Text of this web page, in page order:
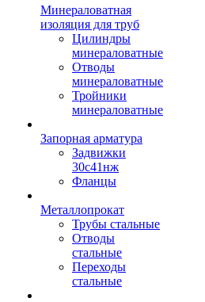
Минераловатная
изоляция для труб
Цилиндры
минераловатные
Отводы
минераловатные
Тройники
минераловатные
Запорная арматура
Задвижки
30с41нж
Фланцы
Металлопрокат
Трубы стальные
Отводы
стальные
Переходы
стальные